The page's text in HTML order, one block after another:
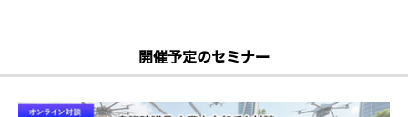
開催予定のセミナー